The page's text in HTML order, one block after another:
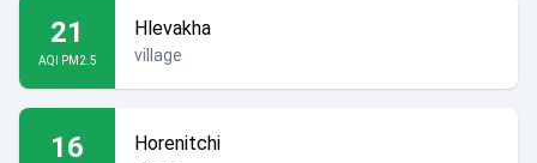
21
AQI PM2.5
Hlevakha
village
16 Horenitchi